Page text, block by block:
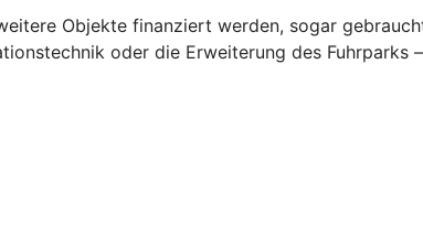
Objekte finanziert werden, sogar
oder die Erweiterung des